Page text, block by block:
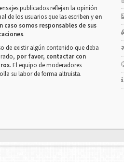
publicados reflejan la opinión
de los usuarios que las escriben yen
caso somos responsables de sus
.
de existir algún contenido que deba
por favor, contactar con
. El equipo de moderadores
su labor de forma altruista.